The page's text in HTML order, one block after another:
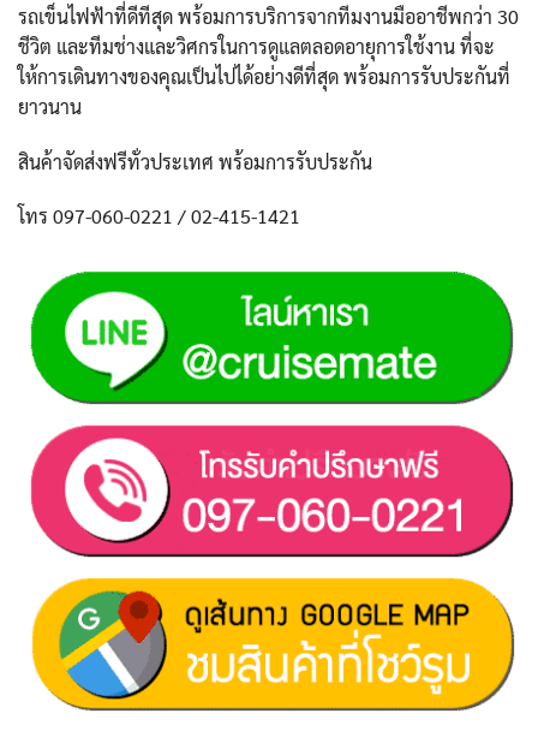
รถเข็นไฟฟ้าที่ดีทีสุด พร้อมการบริการจากทีมงานมืออาชีพกว่า 30
ชีวิต และทีมช่างและวิศกรในการดูแลตลอดอายุการใช้งาน ที่จะ
ให้การเดินทางของคุณเป็นไปได้อย่างดีที่สุด พร้อมการรับประกันที่
ยาวนาน
สินค้าจัดส่งฟรีทั่วประเทศ พร้อมการรับประกัน
โทร 097-060-0221 / 02-415-1421